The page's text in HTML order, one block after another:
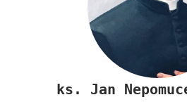
ks. Jan